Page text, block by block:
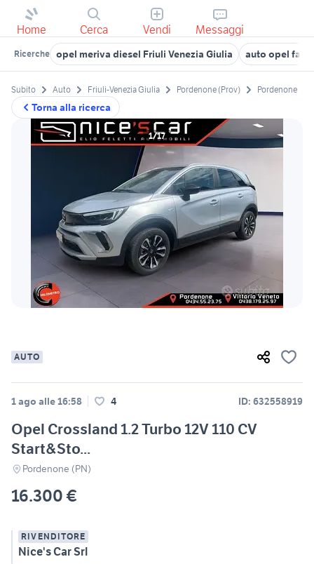
Home Cerca Vendi Messaggi
Ricerche opel meriva diesel Friuli Venezia Giulia auto opel
Torna alla ricerca
Subito Auto Friuli-Venezia Giulia Pordenone (Prov) Pordenone
1/17
AUTO
1 ago alle 16:58 4 ID: 632558919
Opel Crossland 1.2 Turbo 12V 110 CV
Start&Sto...
Pordenone (PN)
16.300 €
RIVENDITORE
Nice's Car Srl